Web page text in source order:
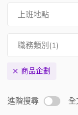
上班地點
職務類別(1)
商品企劃
進階搜尋